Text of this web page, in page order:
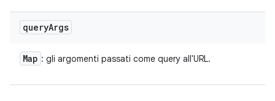
queryArgs
Map : gli argomenti passati come query all'URL.